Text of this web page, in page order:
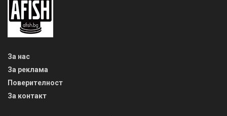
За нас
За реклама
Поверителност
За контакт